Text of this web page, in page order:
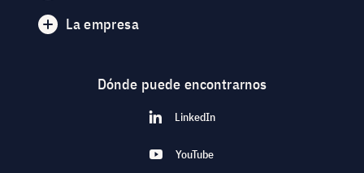
La empresa
Dónde puede encontrarnos
LinkedIn
YouTube